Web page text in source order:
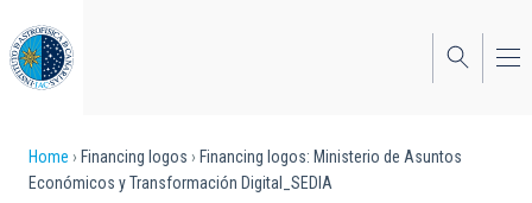
to
main
content
Breadcrumb
Home Financing logos
Financing logos: Ministerio de Asuntos
Económicos y Transformación Digital_SEDIA